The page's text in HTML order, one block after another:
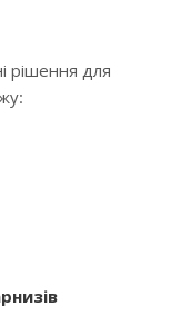
рішення для